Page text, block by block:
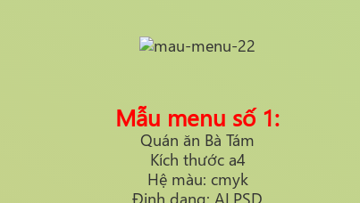
Mẫu menu số 1:
Quán ăn Bà Tám
Kích thước a4
Hệ màu: cmyk
Định dạng: AI,PSD